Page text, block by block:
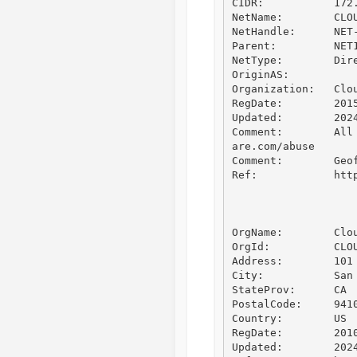
CIDR:
NetName:
NetHandle:
Parent:
NetType:
OriginAS:
Organization:
RegDate:
Updated:
Comment:        All
are.com/abuse
Comment:
Ref:
OrgName:
OrgId:
Address:        101
City:           San
StateProv:      CA
PostalCode:
Country:        US
RegDate:
Updated: